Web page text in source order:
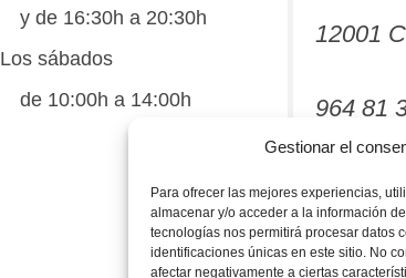
Gestionar el
Para ofrecer las mejores experiencias,
almacenar y/o acceder a la información
tecnologías nos permitirá procesar datos
identificaciones únicas en este sitio. No
afectar negativamente a ciertas
y de 16:30h a 20:30h
Los sábados
de 10:00h a 14:00h
12001
964 81